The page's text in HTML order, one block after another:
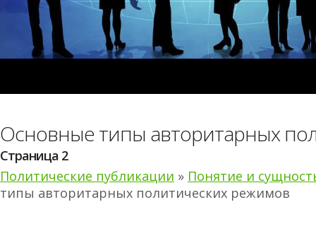
Основные типы авторитарных
Страница 2
Политические публикации » Понятие и
типы авторитарных политических режимов